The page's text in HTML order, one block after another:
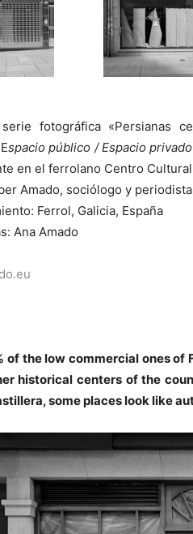
fotográfica «Persianas
spacio público / Espacio privado
en el ferrolano Centro
Amado, sociólogo y
Ferrol, Galicia, España
Ana Amado
of the low commercial ones of
historical centers of the
some places look like